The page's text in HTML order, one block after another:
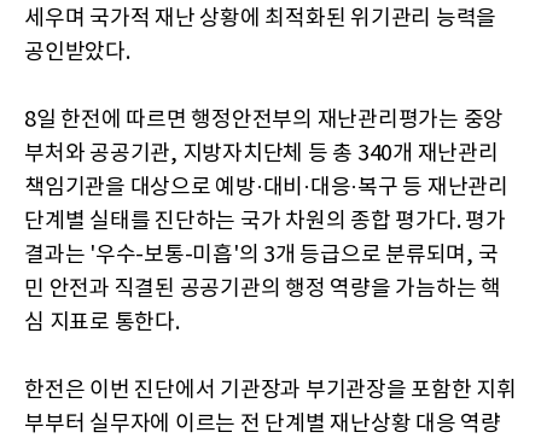
세우며 국가적 재난 상황에 최적화된 위기관리 능력을
공인받았다.
8일 한전에 따르면 행정안전부의 재난관리평가는 중앙
부처와 공공기관, 지방자치단체 등 총 340개 재난관리
책임기관을 대상으로 예방·대비·대응·복구 등 재난관리
단계별 실태를 진단하는 국가 차원의 종합 평가다. 평가
결과는 '우수-보통-미흡'의 3개 등급으로 분류되며, 국
민 안전과 직결된 공공기관의 행정 역량을 가늠하는 핵
심 지표로 통한다.
한전은 이번 진단에서 기관장과 부기관장을 포함한 지휘
부부터 실무자에 이르는 전 단계별 재난상황 대응 역량